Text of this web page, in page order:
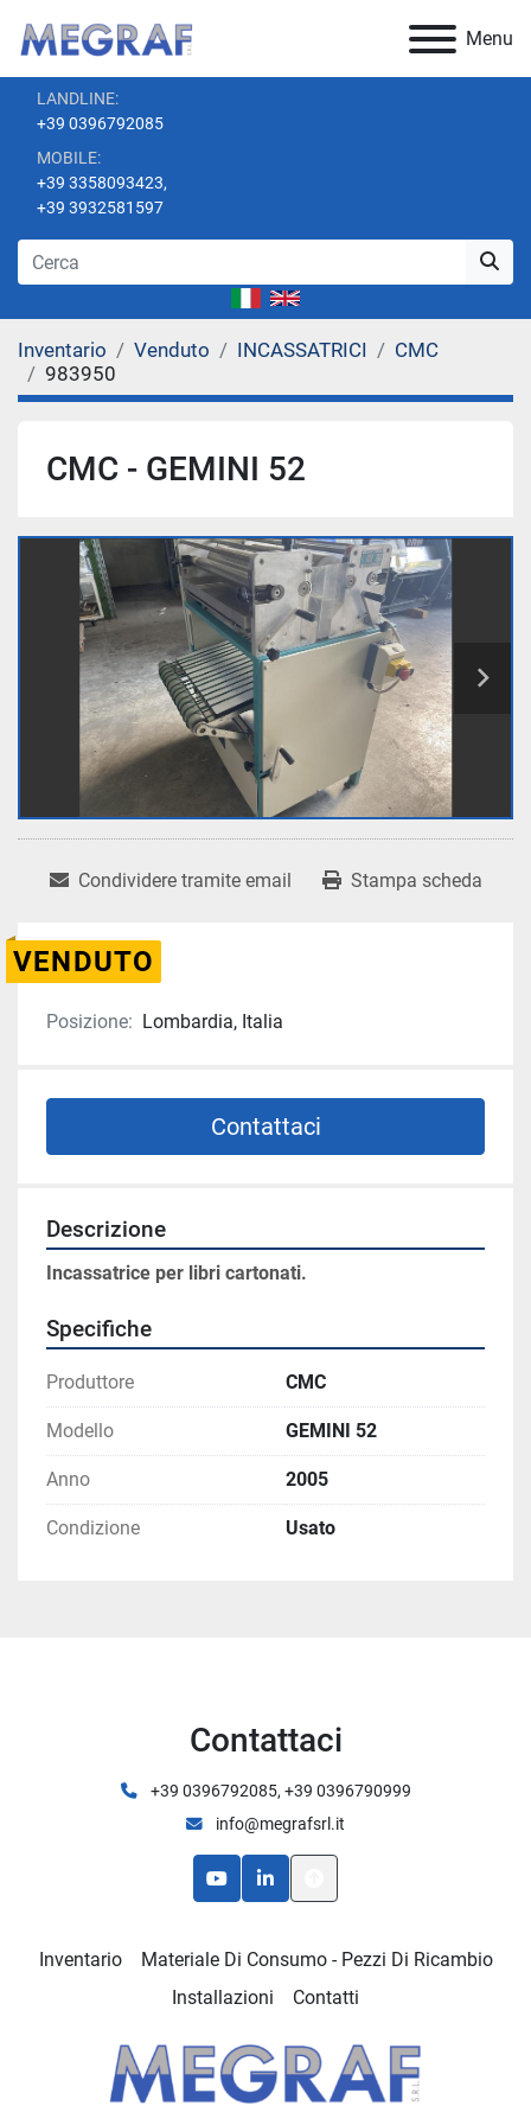
Menu
LANDLINE:
+39 0396792085
MOBILE:
+39 3358093423,
+39 3932581597
Inventario Venduto INCASSATRICI
CMC
983950
CMC - GEMINI 52
Condividere tramite email Stampa scheda
VENDUTO
Posizione: Lombardia, Italia
Contattaci
Descrizione
Incassatrice per libri cartonati.
Specifiche
Produttore CMC
Modello GEMINI 52
Anno 2005
Condizione Usato
Contattaci
+39 0396792085, +39 0396790999
info@megrafsrl.it
youtubelinkedin
Inventario
Materiale Di Consumo - Pezzi Di Ricambio
Installazioni
Contatti